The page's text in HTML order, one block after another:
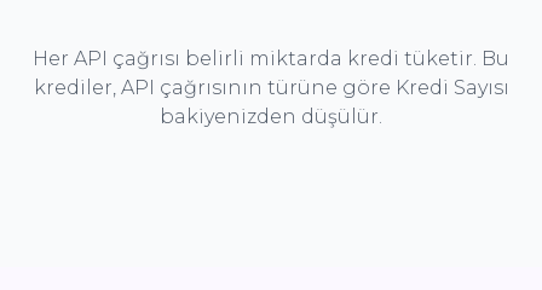
Her API çağrısı belirli miktarda kredi tüketir. Bu
krediler, API çağrısının türüne göre Kredi Sayısı
bakiyenizden düşülür.